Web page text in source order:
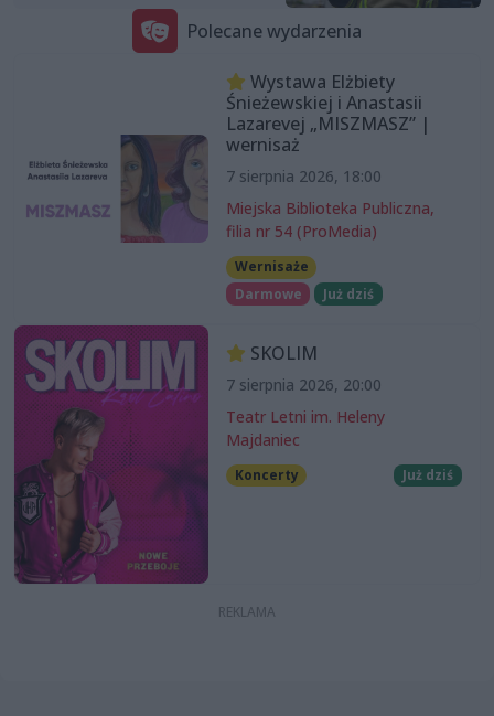
Polecane wydarzenia
Wystawa Elżbiety
Śnieżewskiej i Anastasii
Lazarevej „MISZMASZ” |
wernisaż
7 sierpnia 2026, 18:00
Miejska Biblioteka Publiczna,
filia nr 54 (ProMedia)
Wernisaże
Darmowe
Już dziś
SKOLIM
7 sierpnia 2026, 20:00
Teatr Letni im. Heleny
Majdaniec
Koncerty Już dziś